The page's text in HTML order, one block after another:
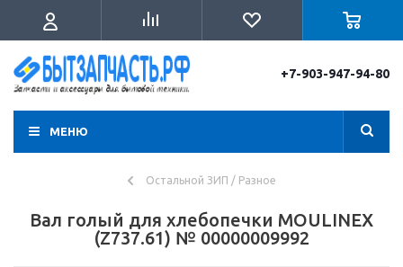
+7-903-947-94-80
МЕНЮ
Остальной ЗИП / Разное
Вал голый для хлебопечки MOULINEX
(Z737.61) № 00000009992